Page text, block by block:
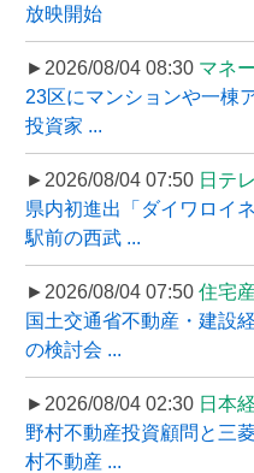
放映開始
►2026/08/04 08:30 マネ
23区にマンションや一棟
投資家 ...
►2026/08/04 07:50 日テ
県内初進出「ダイワロイ
駅前の西武 ...
►2026/08/04 07:50 住宅
国土交通省不動産・建設
の検討会 ...
►2026/08/04 02:30 日本
野村不動産投資顧問と三
村不動産 ...